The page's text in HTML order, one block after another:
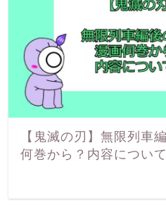
【鬼滅の刃】無限列車
何巻から？内容につい